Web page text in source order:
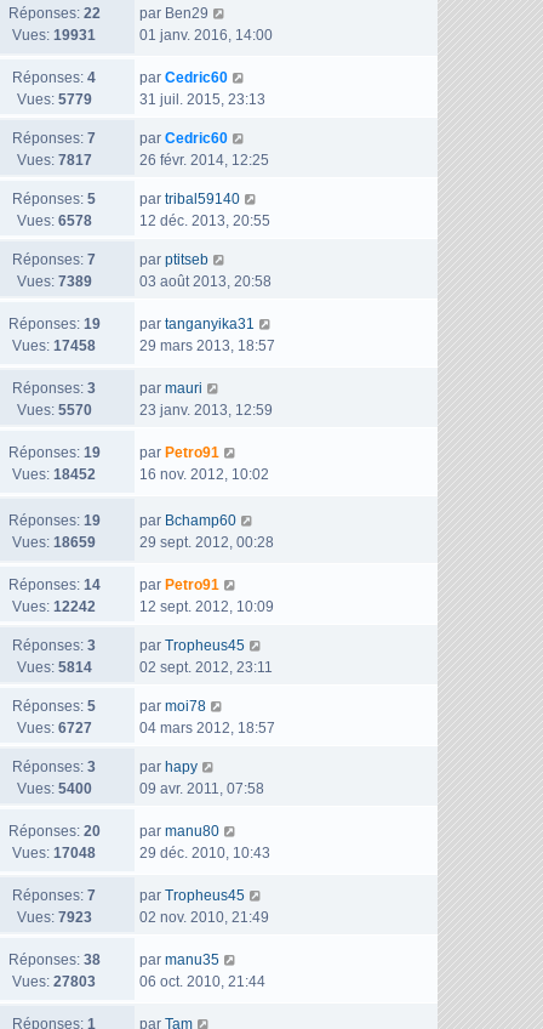
g
e
s
s
g
e
r
m
s
s
g
e
n
i
r
m
s
s
g
e
Réponses: 22
Vues: 19931
D
e
n
i
r
m
s
s
a
g
par Ben29
01 janv. 2016, 14:00
Réponses: 4
Vues: 5779
D
e
n
i
r
m
s
a
g
par Cedric60
31 juil. 2015, 23:13
Réponses: 7
Vues: 7817
D
e
n
i
r
m
s
s
g
par Cedric60
26 févr. 2014, 12:25
Réponses: 5
Vues: 6578
D
e
n
i
r
m
s
s
g
e
par tribal59140
12 déc. 2013, 20:55
Réponses: 7
Vues: 7389
D
e
n
i
r
m
s
s
g
e
par ptitseb
03 août 2013, 20:58
Réponses: 19
Vues: 17458
D
e
n
i
r
m
s
s
g
e
par tanganyika31
29 mars 2013, 18:57
Réponses: 3
Vues: 5570
D
e
n
i
r
m
s
s
g
e
par mauri
23 janv. 2013, 12:59
Réponses: 19
Vues: 18452
D
e
n
i
r
m
s
s
g
e
par Petro91
16 nov. 2012, 10:02
Réponses: 19
Vues: 18659
D
e
n
i
r
m
s
s
a
g
par Bchamp60
29 sept. 2012, 00:28
Réponses: 14
Vues: 12242
D
e
n
i
r
m
s
a
g
par Petro91
12 sept. 2012, 10:09
Réponses: 3
Vues: 5814
D
e
n
i
r
m
s
s
g
par Tropheus45
02 sept. 2012, 23:11
Réponses: 5
Vues: 6727
D
e
n
i
r
m
s
s
g
e
par moi78
04 mars 2012, 18:57
Réponses: 3
Vues: 5400
D
e
n
i
r
m
s
s
par hapy
09 avr. 2011, 07:58
Réponses: 20
Vues: 17048
D
e
n
i
r
m
par manu80
29 déc. 2010, 10:43
Réponses: 7
Vues: 7923
D
e
n
i
r
par Tropheus45
02 nov. 2010, 21:49
Réponses: 38
Vues: 27803
D
e
n
par manu35
06 oct. 2010, 21:44
Réponses: 1 D
par Tam